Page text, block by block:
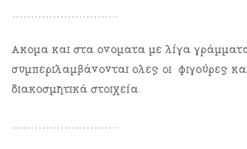
………………………..
Ακόμα και στα ονόματα με λίγα
συμπεριλαμβάνονται όλες οι φιγούρες
διακοσμητικά στοιχεία.
………………………..